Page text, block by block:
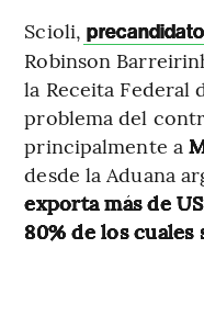
Scioli,
Robinson
la Receita Federal
problema del
principalmente a
desde la Aduana
exporta más de
80% de los cuales